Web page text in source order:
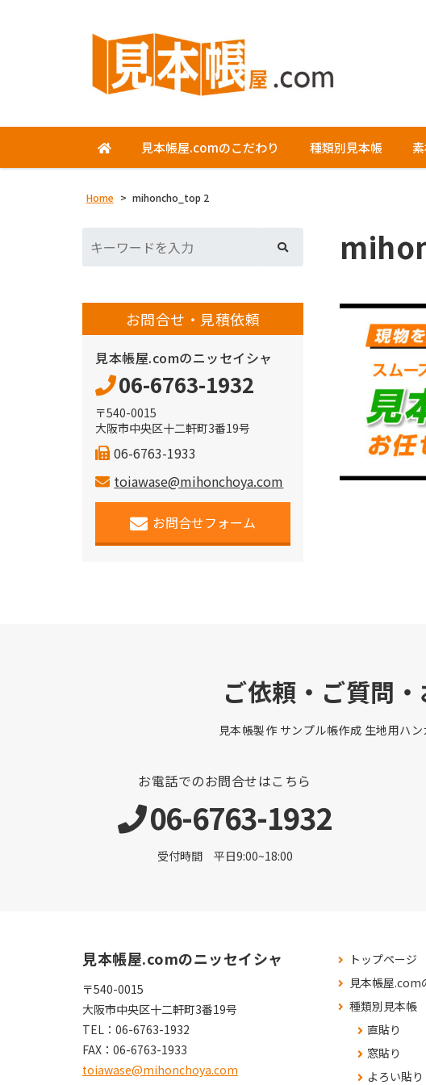
見本帳屋.comのこだわり 種類別見本帳
Home > mihoncho_top 2
お問合せ・見積依頼
見本帳屋.comのニッセイシャ
06-6763-1932
〒540-0015
大阪市中央区十二軒町3番19号
06-6763-1933
toiawase@mihonchoya.com
お問合せフォーム
ご依頼・ご質問
見本帳製作 サンプル帳作成 生地用ハ
お電話でのお問合せはこちら
06-6763-1932
受付時間 平日9:00~18:00
見本帳屋.comのニッセイシャ
〒540-0015
大阪市中央区十二軒町3番19号
TEL： 06-6763-1932
FAX： 06-6763-1933
toiawase@mihonchoya.com
トップページ
見本帳屋.com
種類別見本帳
直貼り
窓貼り
よろい貼り